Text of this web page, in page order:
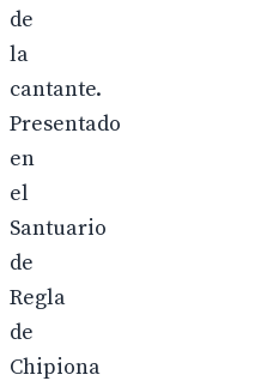
de
la
cantante.
Presentado
en
el
Santuario
de
Regla
de
Chipiona